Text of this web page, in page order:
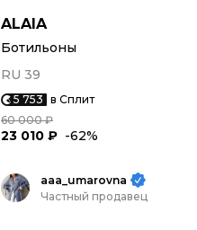
ALAIA
Ботильоны
RU 39
5 753 в Сплит
60 000 ₽
23 010 ₽ -62%
aaa_umarovna
Частный продавец